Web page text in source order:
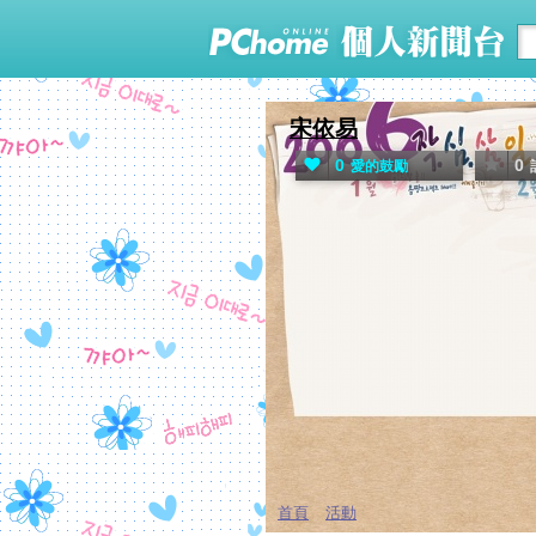
宋依易
0 愛的鼓勵 0
首頁 活動